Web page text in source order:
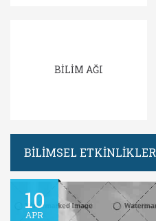
BİLİM AĞI
BİLİMSEL ETKİNLİKLER
10
APR